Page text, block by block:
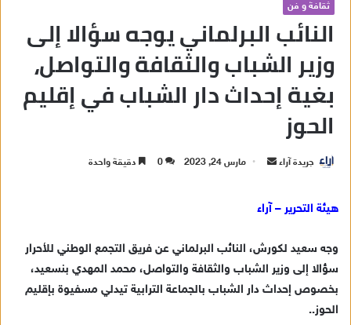
ثقافة و فن
النائب البرلماني يوجه سؤالا إلى
وزير الشباب والثقافة والتواصل،
بغية إحداث دار الشباب في إقليم
الحوز
جريدة آراء
ي
د
مارس 24, 2023 0 دقيقة واحدة
هيئة التحرير – آراء
وجه سعيد لكورش، النائب البرلماني عن فريق التجمع الوطني للأحرار
سؤالا إلى وزير الشباب والثقافة والتواصل، محمد المهدي بنسعيد،
بخصوص إحداث دار الشباب بالجماعة الترابية تيدلي مسفيوة بإقليم
الحوز..